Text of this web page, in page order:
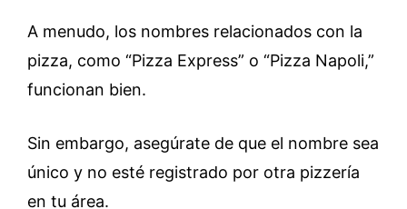
A menudo, los nombres relacionados con la
pizza, como “Pizza Express” o “Pizza Napoli,”
funcionan bien.
Sin embargo, asegúrate de que el nombre sea
único y no esté registrado por otra pizzería
en tu área.